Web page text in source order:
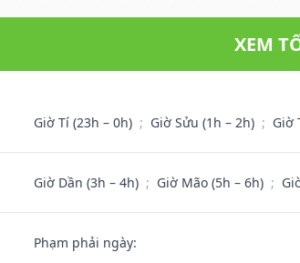
XEM
Giờ Tí (23h – 0h) ; Giờ Sửu (1h – 2h) ; Giờ
Giờ Dần (3h – 4h) ; Giờ Mão (5h – 6h) ;
Phạm phải ngày: